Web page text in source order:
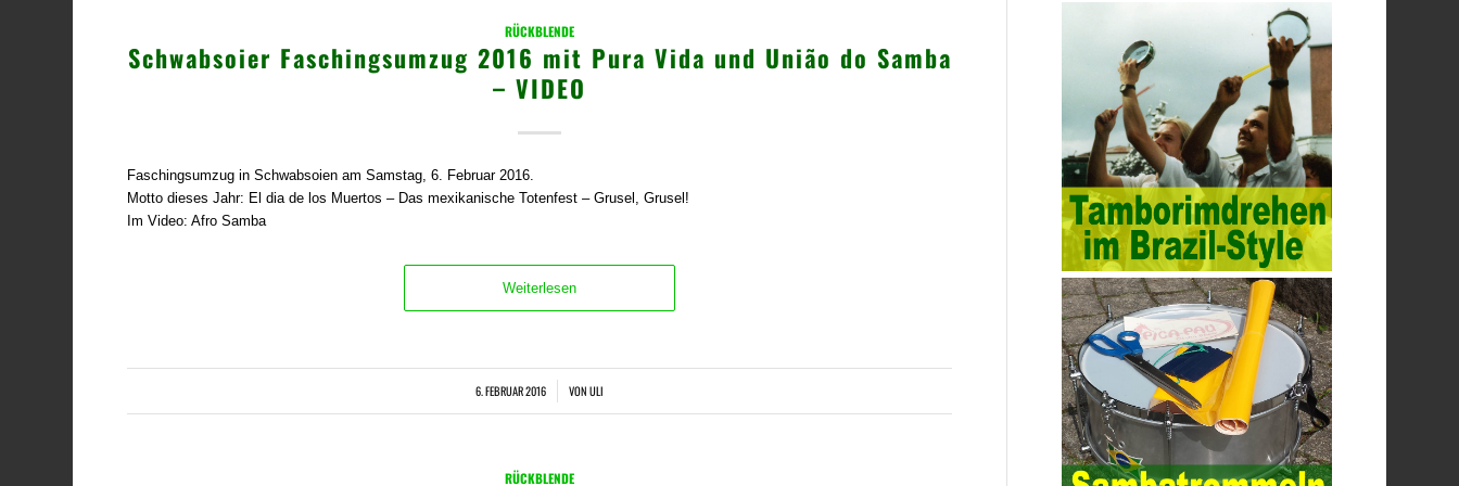
RÜCKBLENDE
Schwabsoier Faschingsumzug 2016 mit Pura Vida und União do Samba
– VIDEO
Faschingsumzug in Schwabsoien am Samstag, 6. Februar 2016.
Motto dieses Jahr: El dia de los Muertos – Das mexikanische Totenfest – Grusel, Grusel!
Im Video: Afro Samba
Weiterlesen
6. FEBRUAR 2016
/ VONULI
RÜCKBLENDE
technology. More and more network
technologies are playing our lives and
raising awareness of network security. The
security of the network environment
requires the support of all aspects of
society. It also requires network
administrators to improve their own quality.
It also needs the audience to raise
awareness of network security. Only the
elements meet Practise Questions the
standard requirements. Computer Test
PDF Study Guidenetwork security can be
improved. At present, domestic research
and practice on training project
management is still relatively rare. The
main reason for enterprise project
management training is that on the one
hand, most training managers know little
about project management, and there are
fewer masters; Compared with training
managers who understand project
management, project management